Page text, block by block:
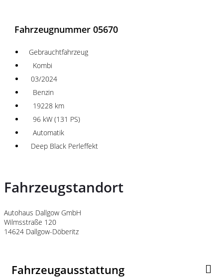
Fahrzeugnummer 05670
Gebrauchtfahrzeug
Kombi
03/2024
Benzin
19228 km
96 kW (131 PS)
Automatik
Deep Black Perleffekt
Fahrzeugstandort
Autohaus Dallgow GmbH
Wilmsstraße 120
14624 Dallgow-Döberitz
Fahrzeugausstattung